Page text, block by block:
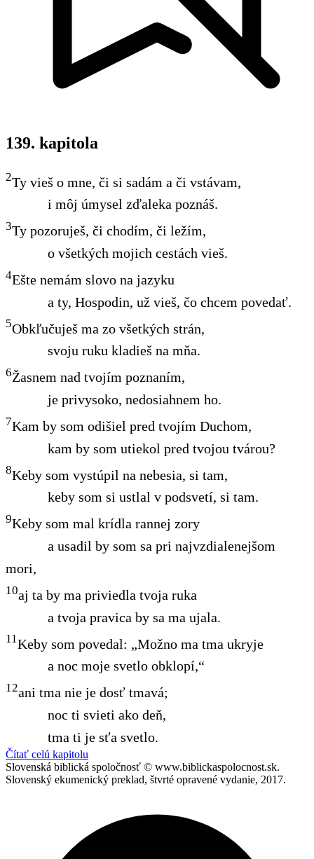
139. kapitola
2Ty vieš o mne, či si sadám a či vstávam,
i môj úmysel zďaleka poznáš.
3Ty pozoruješ, či chodím, či ležím,
o všetkých mojich cestách vieš.
4Ešte nemám slovo na jazyku
a ty, Hospodin, už vieš, čo chcem povedať.
5Obkľučuješ ma zo všetkých strán,
svoju ruku kladieš na mňa.
6Žasnem nad tvojím poznaním,
je privysoko, nedosiahnem ho.
7Kam by som odišiel pred tvojím Duchom,
kam by som utiekol pred tvojou tvárou?
8Keby som vystúpil na nebesia, si tam,
keby som si ustlal v podsvetí, si tam.
9Keby som mal krídla rannej zory
a usadil by som sa pri najvzdialenejšom
mori,
10aj ta by ma priviedla tvoja ruka
a tvoja pravica by sa ma ujala.
11Keby som povedal: „Možno ma tma ukryje
a noc moje svetlo obklopí,“
12ani tma nie je dosť tmavá;
noc ti svieti ako deň,
tma ti je sťa svetlo.
Čítať celú kapitolu
Slovenská biblická spoločnosť © www.biblickaspolocnost.sk.
Slovenský ekumenický preklad, štvrté opravené vydanie, 2017.